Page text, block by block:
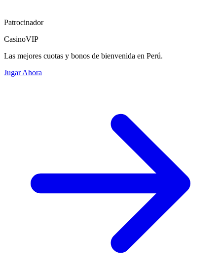
Patrocinador
CasinoVIP
Las mejores cuotas y bonos de bienvenida en Perú.
Jugar Ahora